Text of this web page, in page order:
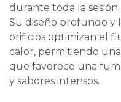
durante toda la sesión.
Su diseño profundo y
orificios optimizan el
calor, permitiendo
que favorece una
y sabores intensos.